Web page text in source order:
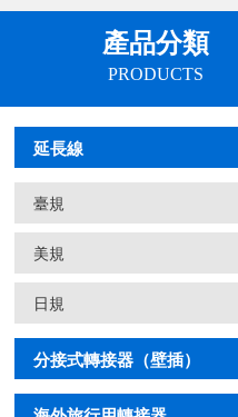
產品分類
PRODUCTS
延長線
臺規
美規
日規
分接式轉接器（壁插）